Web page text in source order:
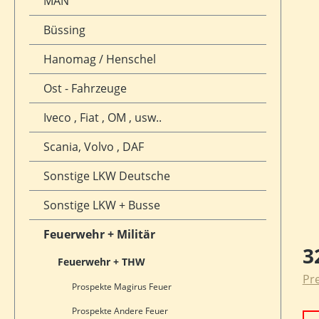
Büssing
Hanomag / Henschel
Ost - Fahrzeuge
Iveco , Fiat , OM , usw..
Scania, Volvo , DAF
Sonstige LKW Deutsche
Sonstige LKW + Busse
Feuerwehr + Militär
Feuerwehr + THW
Prospekte Magirus Feuer
Prospekte Andere Feuer